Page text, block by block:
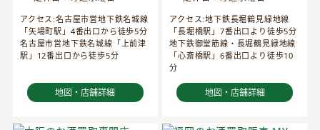
アクセス:名古屋市営地下鉄名城線
「矢場町駅」4番出口から徒歩5分
名古屋市営地下鉄名城線「上前津
駅」12番出口から徒歩5分
地図・店舗詳細
アクセス:地下鉄長堀鶴見緑地線
「長堀橋駅」7番出口より徒歩5分
地下鉄御堂筋線・長堀鶴見緑地線
「心斎橋駅」6番出口より徒歩10
分
地図・店舗詳細